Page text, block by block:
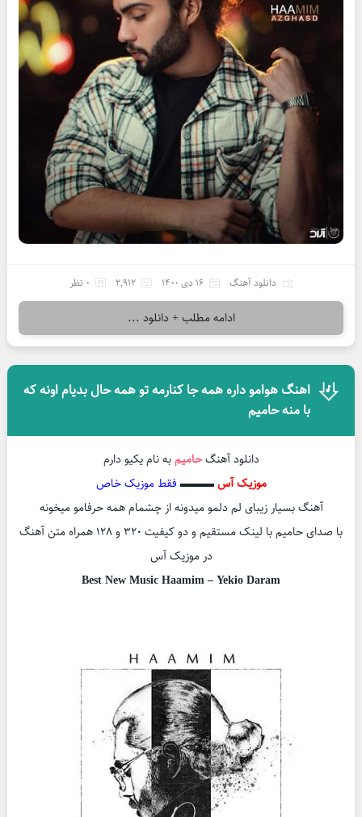
دانلود آهنگ 16 دی 1400 2,912 0 نظر
ادامه مطلب + دانلود ...
اهنگ هوامو داره همه جا کنارمه تو همه حال بدیام اونه که
با منه حامیم
دانلود آهنگحامیمبه نام یکیو دارم
موزیک آس▬▬▬ فقط موزیک خاص
آهنگ بسیار زیبای لم دلمو میدونه از چشمام همه حرفامو میخونه
با صدای حامیم با لینک مستقیم و دو کیفیت ۳۲۰ و ۱۲۸ همراه متن آهنگ
در موزیک آس
Best New Music Haamim – Yekio Daram